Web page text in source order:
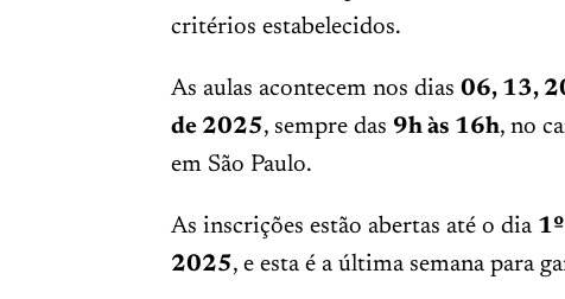
critérios estabelecidos.
As aulas acontecem nos dias 06, 13,
de 2025, sempre das 9h às 16h, no
em São Paulo.
As inscrições estão abertas até o dia
2025, e esta é a última semana para